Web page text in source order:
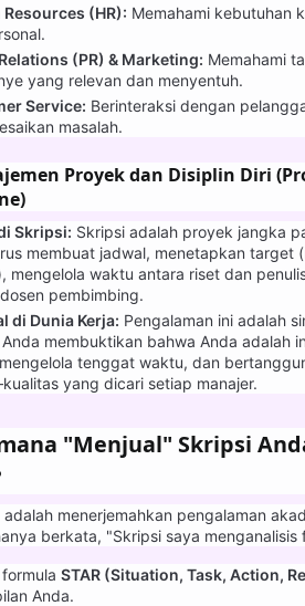
Resources (HR): Memahami kebutuhan
(PR) & Marketing: Memahami
yang relevan dan menyentuh.
Service: Berinteraksi dengan
masalah.
Proyek dan Disiplin Diri
Skripsi: Skripsi adalah proyek jangka
membuat jadwal, menetapkan target
mengelola waktu antara riset dan
pembimbing.
di Dunia Kerja: Pengalaman ini adalah
membuktikan bahwa Anda adalah
tenggat waktu, dan
yang dicari setiap manajer.
"Menjual" Skripsi
adalah menerjemahkan pengalaman
berkata, "Skripsi saya menganalisis
STAR (Situation, Task, Action,
Anda.